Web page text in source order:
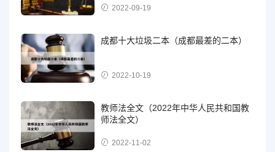
2022-09-19
成都十大垃圾二本（成都最差的二本）
2022-10-19
教师法全文（2022年中华人民共和国教
师法全文）
2022-11-02